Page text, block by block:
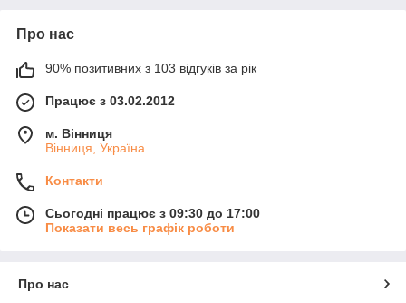
Про нас
90% позитивних з 103 відгуків за рік
Працює з 03.02.2012
м. Вінниця
Вінниця, Україна
Контакти
Сьогодні працює з 09:30 до 17:00
Показати весь графік роботи
Про нас